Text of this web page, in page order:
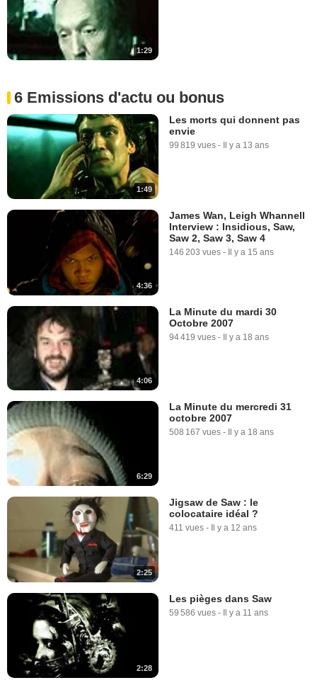
1:29
6 Emissions d'actu ou bonus
1:49
Les morts qui donnent pas
envie
99 819 vues - Il y a 13 ans
4:36
James Wan, Leigh Whannell
Interview : Insidious, Saw,
Saw 2, Saw 3, Saw 4
146 203 vues - Il y a 15 ans
4:06
La Minute du mardi 30
Octobre 2007
94 419 vues - Il y a 18 ans
6:29
La Minute du mercredi 31
octobre 2007
508 167 vues - Il y a 18 ans
2:25
Jigsaw de Saw : le
colocataire idéal ?
411 vues - Il y a 12 ans
2:28
Les pièges dans Saw
59 586 vues - Il y a 11 ans